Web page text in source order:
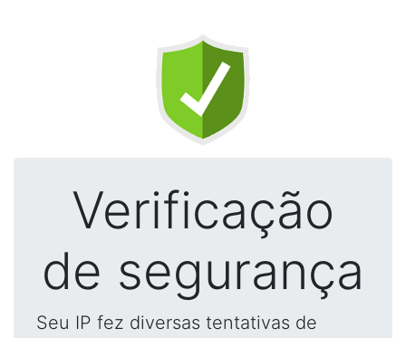
Verificação
de segurança
Seu IP fez diversas tentativas de